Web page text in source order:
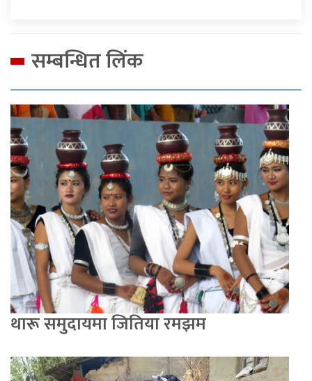
सम्बन्धित लिंक
थारू समुदायमा जितिया रमझम